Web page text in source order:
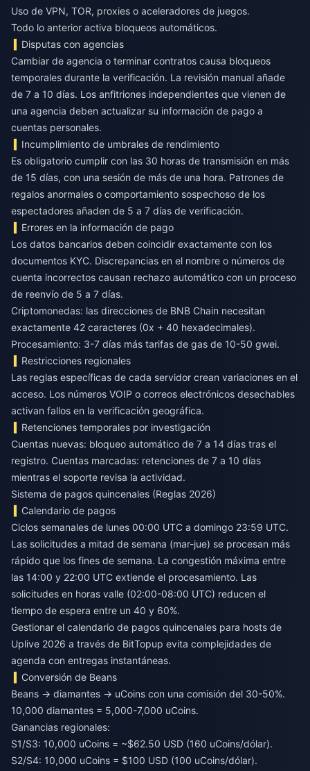
Uso de VPN, TOR, proxies o aceleradores de juegos.
Todo lo anterior activa bloqueos automáticos.
Disputas con agencias
Cambiar de agencia o terminar contratos causa bloqueos
temporales durante la verificación. La revisión manual añade
de 7 a 10 días. Los anfitriones independientes que vienen de
una agencia deben actualizar su información de pago a
cuentas personales.
Incumplimiento de umbrales de rendimiento
Es obligatorio cumplir con las 30 horas de transmisión en más
de 15 días, con una sesión de más de una hora. Patrones de
regalos anormales o comportamiento sospechoso de los
espectadores añaden de 5 a 7 días de verificación.
Errores en la información de pago
Los datos bancarios deben coincidir exactamente con los
documentos KYC. Discrepancias en el nombre o números de
cuenta incorrectos causan rechazo automático con un proceso
de reenvío de 5 a 7 días.
Criptomonedas: las direcciones de BNB Chain necesitan
exactamente 42 caracteres (0x + 40 hexadecimales).
Procesamiento: 3-7 días más tarifas de gas de 10-50 gwei.
Restricciones regionales
Las reglas específicas de cada servidor crean variaciones en el
acceso. Los números VOIP o correos electrónicos desechables
activan fallos en la verificación geográfica.
Retenciones temporales por investigación
Cuentas nuevas: bloqueo automático de 7 a 14 días tras el
registro. Cuentas marcadas: retenciones de 7 a 10 días
mientras el soporte revisa la actividad.
Sistema de pagos quincenales (Reglas 2026)
Calendario de pagos
Ciclos semanales de lunes 00:00 UTC a domingo 23:59 UTC.
Las solicitudes a mitad de semana (mar-jue) se procesan más
rápido que los fines de semana. La congestión máxima entre
las 14:00 y 22:00 UTC extiende el procesamiento. Las
solicitudes en horas valle (02:00-08:00 UTC) reducen el
tiempo de espera entre un 40 y 60%.
Gestionar el calendario de pagos quincenales para hosts de
Uplive 2026 a través de BitTopup evita complejidades de
agenda con entregas instantáneas.
Conversión de Beans
Beans → diamantes → uCoins con una comisión del 30-50%.
10,000 diamantes = 5,000-7,000 uCoins.
Ganancias regionales:
S1/S3: 10,000 uCoins = ~$62.50 USD (160 uCoins/dólar).
S2/S4: 10,000 uCoins = $100 USD (100 uCoins/dólar).